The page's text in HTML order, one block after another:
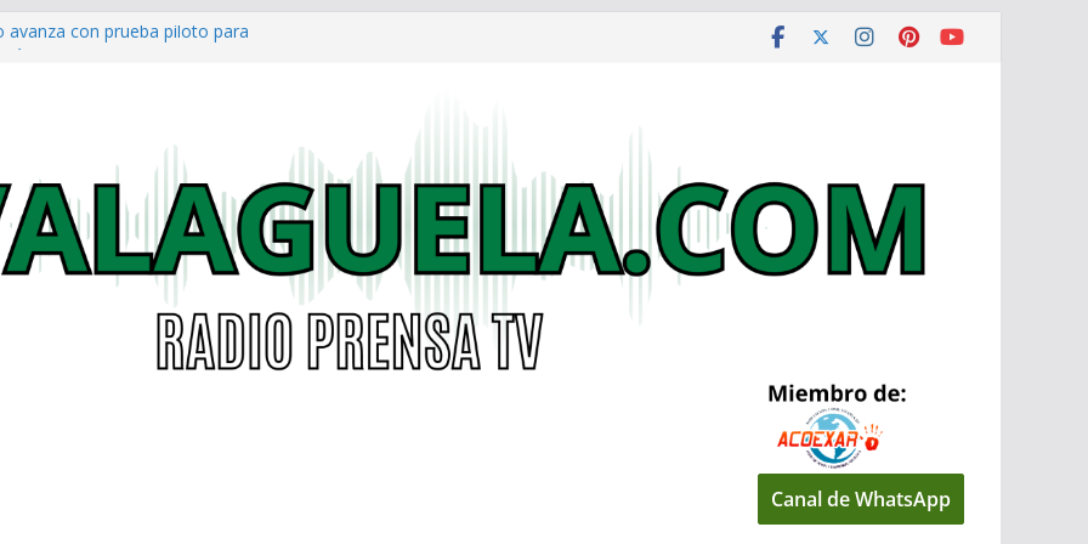
avanza con prueba piloto para
eléctricas: alcaldías podrán
garantizar acceso digno a
ya cuenta con parques infantiles
Canal de WhatsApp